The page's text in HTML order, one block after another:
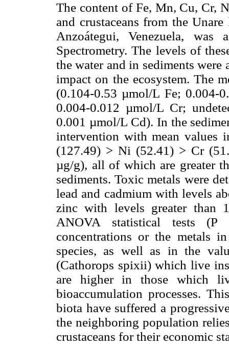
The content of Fe, Mn, Cu, Cr,
and crustaceans from the
Anzoátegui, Venezuela,
Spectrometry. The levels of
the water and in sediments
impact on the ecosystem. The
(0.104-0.53 µmol/L Fe; 0.004-
0.004-0.012 µmol/L Cr;
0.001 µmol/L Cd). In the
intervention with mean values
(127.49) > Ni (52.41) > Cr
µg/g), all of which are greater
sediments. Toxic metals were
lead and cadmium with levels
zinc with levels greater than
ANOVA statistical tests
concentrations or the metals
species, as well as in the
(Cathorops spixii) which live
are higher in those which
bioaccumulation processes.
biota have suffered a
the neighboring population
crustaceans for their economic